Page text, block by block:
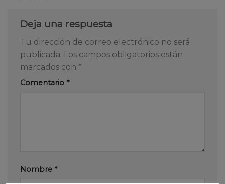
Deja una respuesta
Tu dirección de correo electrónico no será
publicada. Los campos obligatorios están
marcados con *
Comentario *
Nombre *